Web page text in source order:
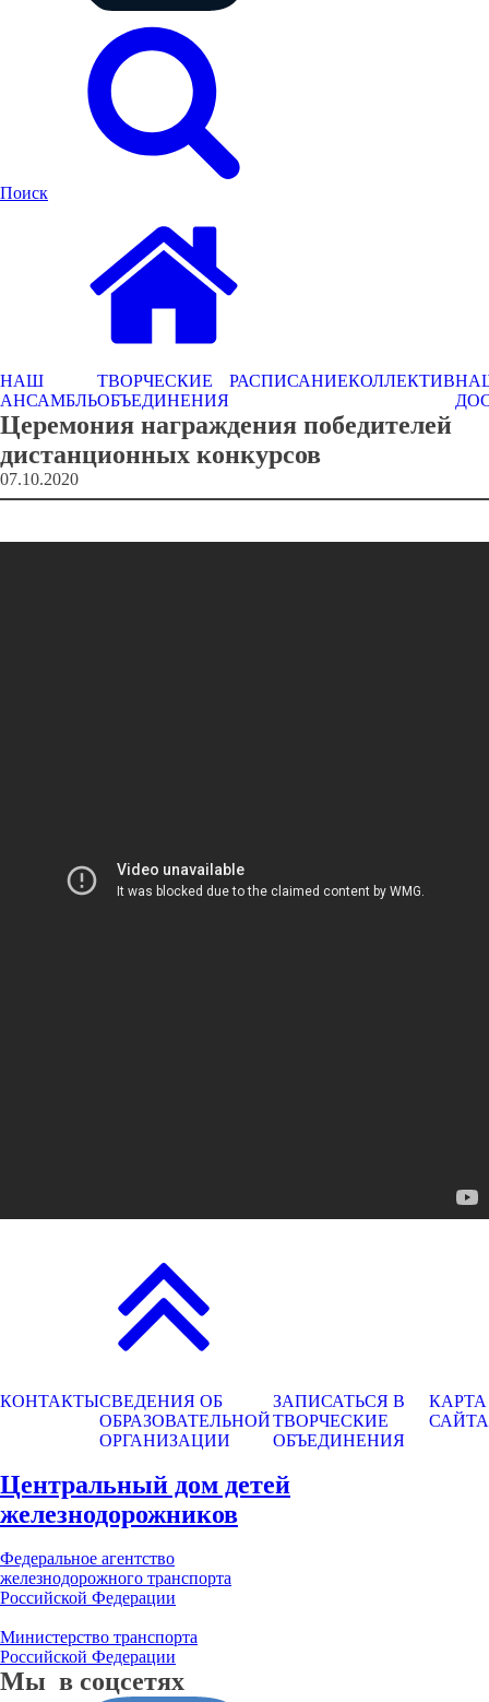
Поиск
НАШ
АНСАМБЛЬ
ТВОРЧЕСКИЕ
ОБЪЕДИНЕНИЯ
РАСПИСАНИЕКОЛЛЕКТИВ
Церемония награждения победителей
дистанционных конкурсов
07.10.2020
КОНТАКТЫСВЕДЕНИЯ ОБ
ОБРАЗОВАТЕЛЬНОЙ
ОРГАНИЗАЦИИ
ЗАПИСАТЬСЯ В
ТВОРЧЕСКИЕ
ОБЪЕДИНЕНИЯ
КАРТА
САЙТА
Центральный дом детей
железнодорожников
Федеральное агентство
железнодорожного транспорта
Российской Федерации
Министерство транспорта
Российской Федерации
Мы в соцсетях